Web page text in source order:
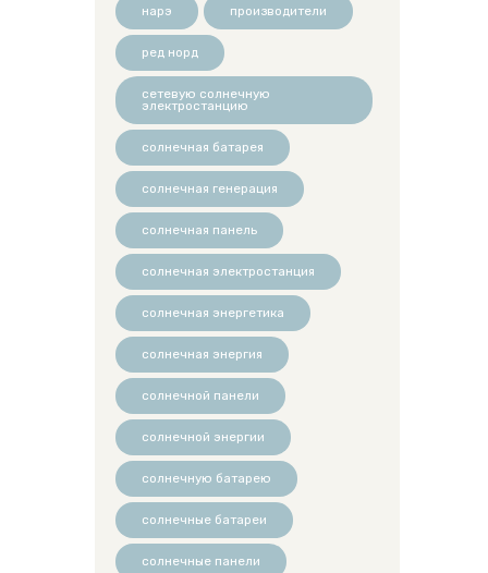
нарэ производители
ред норд
сетевую солнечную
электростанцию
солнечная батарея
солнечная генерация
солнечная панель
солнечная электростанция
солнечная энергетика
солнечная энергия
солнечной панели
солнечной энергии
солнечную батарею
солнечные батареи
солнечные панели